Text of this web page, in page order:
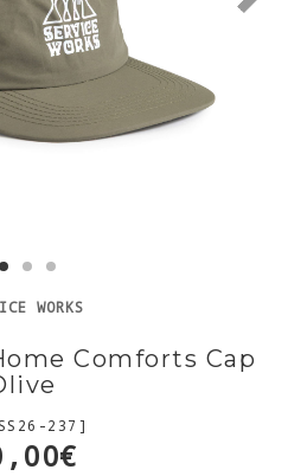
WORKS
Comforts Cap
237]